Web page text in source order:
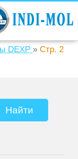
DEXP » Стр. 2